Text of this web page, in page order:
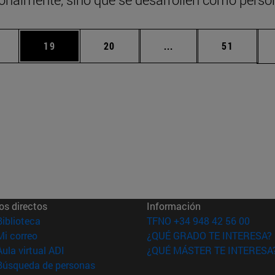
Use TAB para desplazarse.
Página
19 Página
20 ... Páginas intermedias
Página
51
directos
(abre en nueva ventana)
correo(abre en nueva ventana)
virtual ADI (abre en nueva ventana)
de personas(abre en nueva ventana)
Información
TFNO +34 948 42 56 00
¿QUÉ GRADO TE INTERESA?
¿QUÉ MÁSTER TE